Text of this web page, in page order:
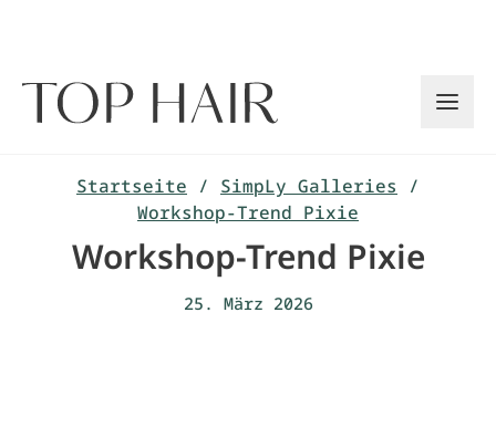
Startseite / SimpLy Galleries
/
Workshop-Trend Pixie
Workshop-Trend Pixie
25. März 2026